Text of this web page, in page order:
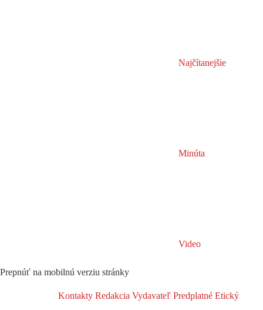
Najčítanejšie
Minúta
Video
Prepnúť na mobilnú verziu stránky
Kontakty Redakcia Vydavateľ Predplatné Etický